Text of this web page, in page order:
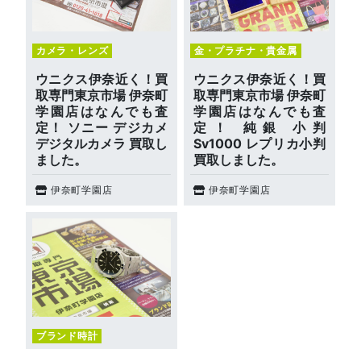
カメラ・レンズ
ウニクス伊奈近く！買
取専門東京市場 伊奈町
学園店はなんでも査
定！ ソニー デジカメ
デジタルカメラ 買取し
ました。
伊奈町学園店
金・プラチナ・貴金属
ウニクス伊奈近く！買
取専門東京市場 伊奈町
学園店はなんでも査
定！ 純銀 小判
Sv1000 レプリカ小判
買取しました。
伊奈町学園店
ブランド時計